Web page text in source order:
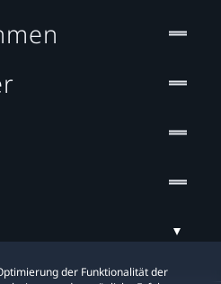
der Funktionalität der